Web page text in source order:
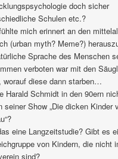
doch sicher
Schulen etc.?
mich erinnert an den
(urban myth? Meme?)
Sprache des Menschen
verboten war mit den
worauf diese dann starben…
Harald Schmidt in den 90ern
seiner Show „Die dicken Kinder
eine Langzeitstudie? Gibt es
von Kindern, die nicht
sind?